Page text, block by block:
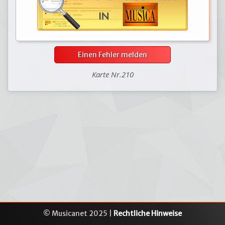
Einen Fehler melden
Karte Nr.210
© Musicanet 2025 | Rechtliche Hinweise